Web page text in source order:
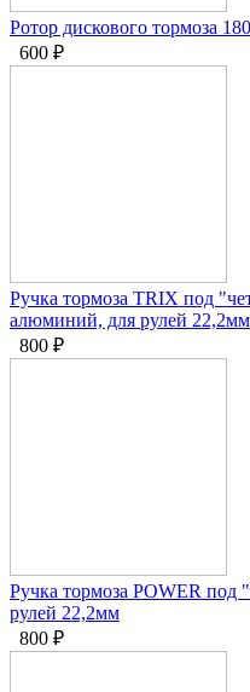
Ротор дискового тормоза
600 ₽
Ручка тормоза TRIX под
алюминий, для рулей 22,2мм
800 ₽
Ручка тормоза POWER
рулей 22,2мм
800 ₽